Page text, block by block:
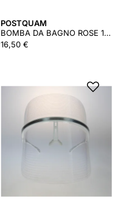
POSTQUAM
BOMBA DA BAGNO ROSE 125 GR.
16,50 €